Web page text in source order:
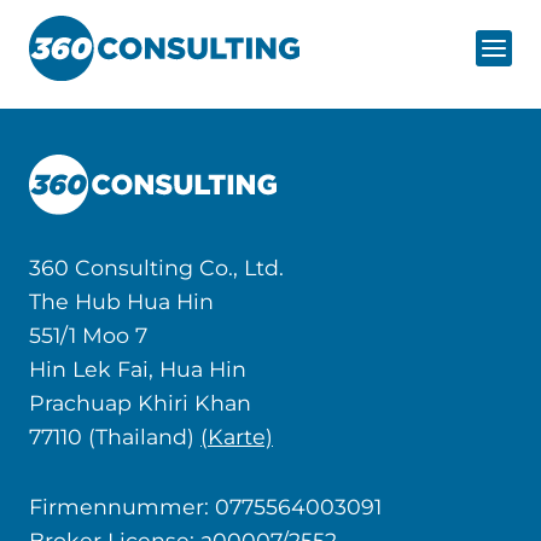
Zum
Inhalt
springen
360 Consulting Co., Ltd.
The Hub Hua Hin
551/1 Moo 7
Hin Lek Fai, Hua Hin
Prachuap Khiri Khan
77110 (Thailand) (Karte)
Firmennummer: 0775564003091